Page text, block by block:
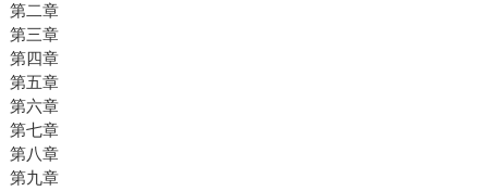
第二章
第三章
第四章
第五章
第六章
第七章
第八章
第九章